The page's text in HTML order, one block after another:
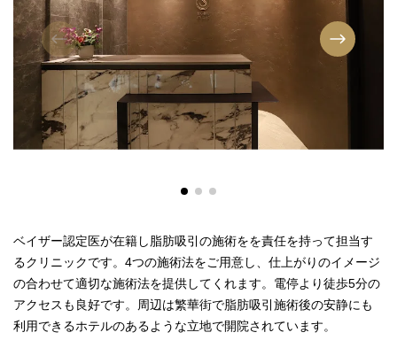
ベイザー認定医が在籍し脂肪吸引の施術をを責任を持って担当す
るクリニックです。4つの施術法をご用意し、仕上がりのイメージ
の合わせて適切な施術法を提供してくれます。電停より徒歩5分の
アクセスも良好です。周辺は繁華街で脂肪吸引施術後の安静にも
利用できるホテルのあるような立地で開院されています。